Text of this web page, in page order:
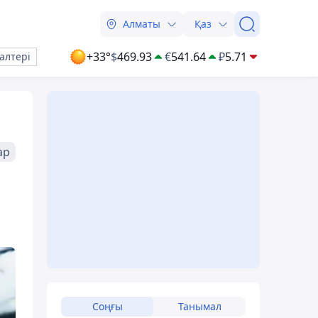
Алматы Қаз
+33°$469.93 €541.64 ₽5.71
Соңғы Танымал